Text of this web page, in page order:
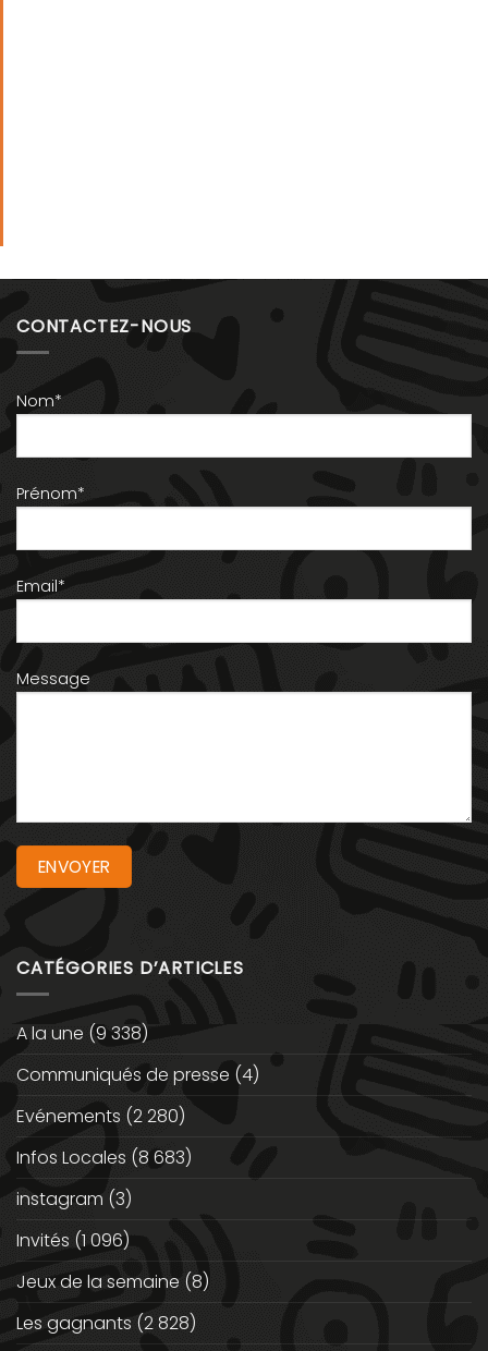
CONTACTEZ-NOUS
Nom*
Prénom*
Email*
Message
CATÉGORIES D’ARTICLES
A la une (9 338)
Communiqués de presse (4)
Evénements (2 280)
Infos Locales (8 683)
instagram (3)
Invités (1 096)
Jeux de la semaine (8)
Les gagnants (2 828)